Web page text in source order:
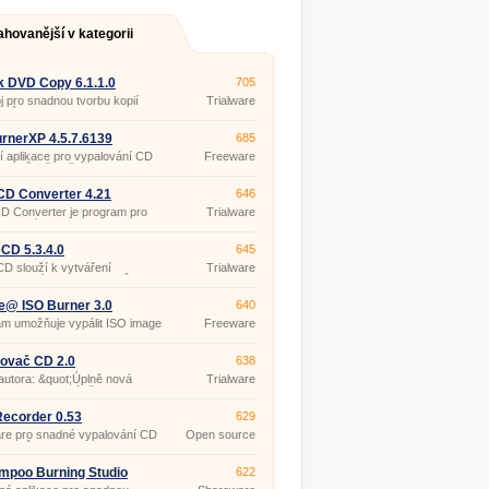
v kategorii
DVD Copy 6.1.1.0
pro snadnou tvorbu kopií
705
Trialware
4.5.7.6139
aplikace pro vypalování CD
disků, včetně Blu-Ray a HD-
685
Freeware
Converter 4.21
Converter je program pro
vlastních audio CD z
na více audio CD discích.
646
Trialware
5.3.4.0
slouží k vytváření
kopií CD i DVD disků.
645
Trialware
ISO Burner 3.0
umožňuje vypálit ISO image
Blu-ray disk.
640
Freeware
CD 2.0
&quot;Úplně nová
která již podporuje
standardní obaly CD
etiket.
638
Trialware
0.53
pro snadné vypalování CD
disků.
629
Open source
Burning Studio
622